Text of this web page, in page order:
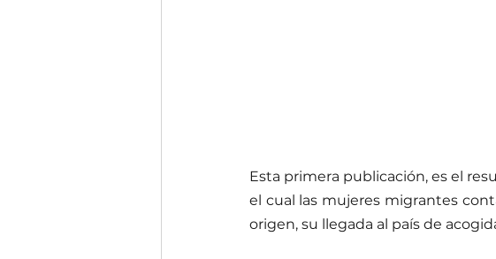
Esta primera publicación, es el
el cual las mujeres migrantes
origen, su llegada al país de